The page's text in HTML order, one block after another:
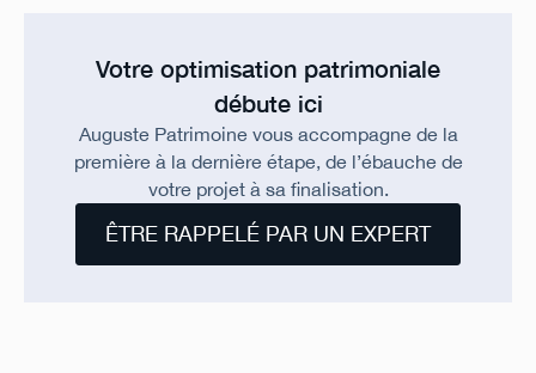
Votre optimisation patrimoniale
débute ici
Auguste Patrimoine vous accompagne de la
première à la dernière étape, de l’ébauche de
votre projet à sa finalisation.
ÊTRE RAPPELÉ PAR UN EXPERT